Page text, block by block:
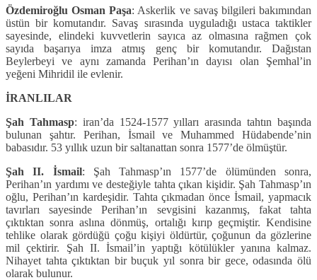
Özdemiroğlu Osman Paşa: Askerlik ve savaş bilgileri bakımından
üstün bir komutandır. Savaş sırasında uyguladığı ustaca taktikler
sayesinde, elindeki kuvvetlerin sayıca az olmasına rağmen çok
sayıda başarıya imza atmış genç bir komutandır. Dağıstan
Beylerbeyi ve aynı zamanda Perihan’ın dayısı olan Şemhal’in
yeğeni Mihridil ile evlenir.
İRANLILAR
Şah Tahmasp: iran’da 1524-1577 yılları arasında tahtın başında
bulunan şahtır. Perihan, İsmail ve Muhammed Hüdabende’nin
babasıdır. 53 yıllık uzun bir saltanattan sonra 1577’de ölmüştür.
Şah II. İsmail: Şah Tahmasp’ın 1577’de ölümünden sonra,
Perihan’ın yardımı ve desteğiyle tahta çıkan kişidir. Şah Tahmasp’ın
oğlu, Perihan’ın kardeşidir. Tahta çıkmadan önce İsmail, yapmacık
tavırları sayesinde Perihan’ın sevgisini kazanmış, fakat tahta
çıktıktan sonra aslına dönmüş, ortalığı kırıp geçmiştir. Kendisine
tehlike olarak gördüğü çoğu kişiyi öldürtür, çoğunun da gözlerine
mil çektirir. Şah II. İsmail’in yaptığı kötülükler yanına kalmaz.
Nihayet tahta çıktıktan bir buçuk yıl sonra bir gece, odasında ölü
olarak bulunur.